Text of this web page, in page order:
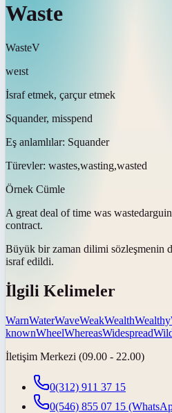
Waste
WasteV
weɪst
İsraf etmek, çarçur etmek
Squander, misspend
Eş anlamlılar: Squander
Türevler: wastes,wasting,wasted
Örnek Cümle
A great deal of time was wasted
contract.
Büyük bir zaman dilimi sözleşmenin
israf edildi.
İlgili Kelimeler
WarnWaterWaveWeakWealthWealthy
knownWheelWhereasWidespread
İletişim Merkezi (09.00 - 22.00)
0(312) 911 37 15
0(546) 855 07 15